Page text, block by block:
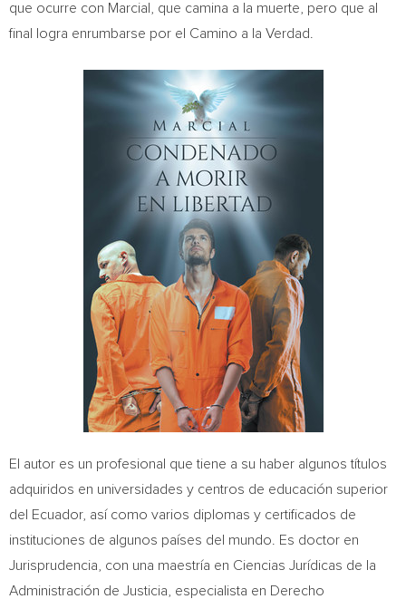
que ocurre con Marcial, que camina a la muerte, pero que al
final logra enrumbarse por el Camino a la Verdad.
El autor es un profesional que tiene a su haber algunos títulos
adquiridos en universidades y centros de educación superior
del
Ecuador, así como varios diplomas y certificados de
instituciones de algunos países del mundo. Es doctor en
Jurisprudencia, con una maestría en Ciencias Jurídicas de la
Administración de Justicia, especialista en Derecho